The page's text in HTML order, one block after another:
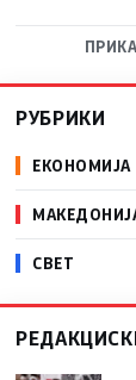
РУБРИКИ
ЕКОНОМИЈА
СВЕТ